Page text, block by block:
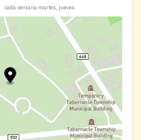
cada semana martes, jueves